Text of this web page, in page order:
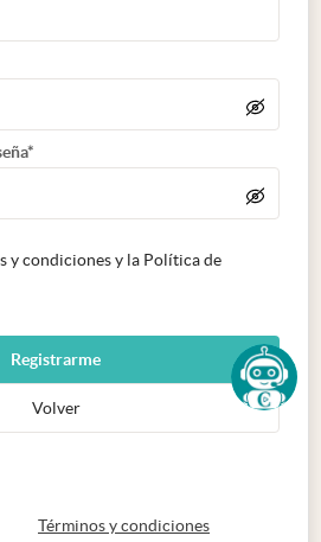
y condiciones y la Política de
Registrarme
Volver
en nueva pestaña
Términos y condicionesabre en nueva